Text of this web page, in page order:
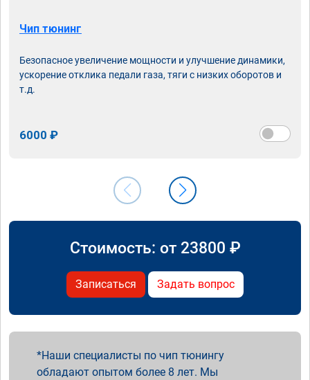
Чип тюнинг
Безопасное увеличение мощности и улучшение динамики,
ускорение отклика педали газа, тяги с низких оборотов и
т.д.
6000 ₽
Стоимость: от 23800 ₽
Записаться Задать вопрос
Наши специалисты по чип тюнингу
обладают опытом более 8 лет. Мы